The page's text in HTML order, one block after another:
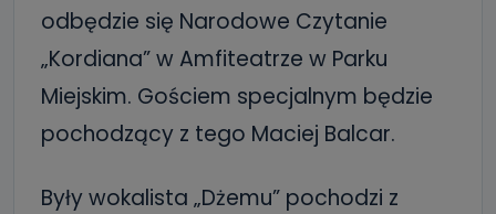
odbędzie się Narodowe Czytanie
„Kordiana” w Amfiteatrze w Parku
Miejskim. Gościem specjalnym będzie
pochodzący z tego Maciej Balcar.
Były wokalista „Dżemu” pochodzi z